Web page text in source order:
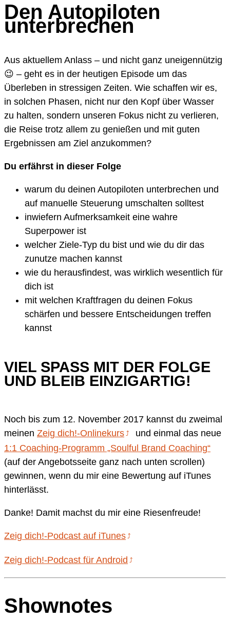
Den Autopiloten
unterbrechen
Aus aktuellem Anlass – und nicht ganz uneigennützig
😉 – geht es in der heutigen Episode um das
Überleben in stressigen Zeiten. Wie schaffen wir es,
in solchen Phasen, nicht nur den Kopf über Wasser
zu halten, sondern unseren Fokus nicht zu verlieren,
die Reise trotz allem zu genießen und mit guten
Ergebnissen am Ziel anzukommen?
Du erfährst in dieser Folge
warum du deinen Autopiloten unterbrechen und
auf manuelle Steuerung umschalten solltest
inwiefern Aufmerksamkeit eine wahre
Superpower ist
welcher Ziele-Typ du bist und wie du dir das
zunutze machen kannst
wie du herausfindest, was wirklich wesentlich für
dich ist
mit welchen Kraftfragen du deinen Fokus
schärfen und bessere Entscheidungen treffen
kannst
VIEL SPASS MIT DER FOLGE U
ND BLEIB EINZIGARTIG!
Noch bis zum 12. November 2017 kannst du zweimal
meinen Zeig dich!-Onlinekurs
und einmal das neue
1:1 Coaching-Programm „Soulful Brand Coaching“
(auf der Angebotsseite ganz nach unten scrollen)
gewinnen, wenn du mir eine Bewertung auf iTunes
hinterlässt.
Danke! Damit machst du mir eine Riesenfreude!
Zeig dich!-Podcast auf iTunes
Zeig dich!-Podcast für Android
Shownotes